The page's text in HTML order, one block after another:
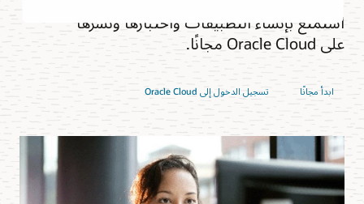
استمتع بإنشاء التطبيقات واختبارها ونشرها
على Oracle Cloud مجانًا.
ابدأ مجانًا تسجيل الدخول إلى Oracle Cloud